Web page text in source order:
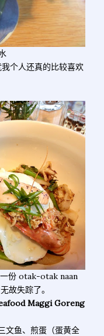
个人还真的比较喜欢
份 otak-otak naan
故失踪了。
Maggi Goreng
文鱼、煎蛋（蛋黄全